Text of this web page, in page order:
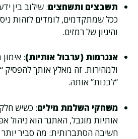
תשבצים ותשחצים: שילוב בין
ככל שמתקדמים, לומדים לזהות
והיגיון של רמזים.
אנגרמות (ערבול אותיות): אימון
ולמהירות. זה מאלץ אותך להפסיק
“לבנות” אותה.
משחקי השלמת מילים: כשיש
אותיות מוגבל, האתגר הוא ניהול
חשיבה הסתברותית: מה סביר יותר